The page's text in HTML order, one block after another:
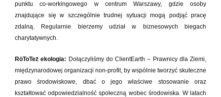
punktu co-workingowego w centrum Warszawy, gdzie osoby
znajdujące się w szczególnie trudnej sytuacji mogą podjąć pracę
zdalną. Regularnie bierzemy udział w biznesowych biegach
charytatywnych.
RöToTeż ekologia: Dołączyliśmy do ClientEarth – Prawnicy dla Ziemi,
międzynarodowej organizacji non-profit, by wspólnie tworzyć skuteczne
prawo środowiskowe, dbać o jego właściwe stosowanie oraz
kształtować odpowiedzialność społeczną wobec środowiska. W latach